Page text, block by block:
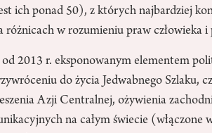
ich ponad 50), z których najbardziej
w rozumieniu praw człowieka
2013 r. eksponowanym elementem
do życia Jedwabnego Szlaku,
Azji Centralnej, ożywienia
na całym świecie (włączone